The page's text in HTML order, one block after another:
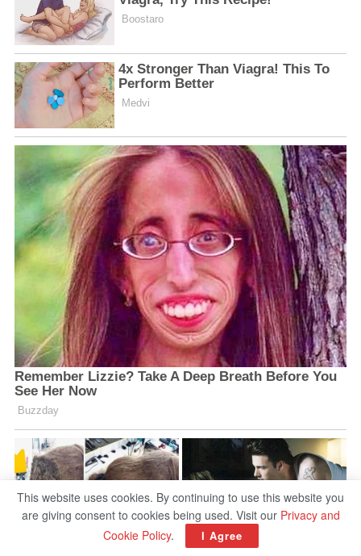
This website uses cookies. By continuing to use this website you
are giving consent to cookies being used. Visit our Privacy and
Cookie Policy. I Agree